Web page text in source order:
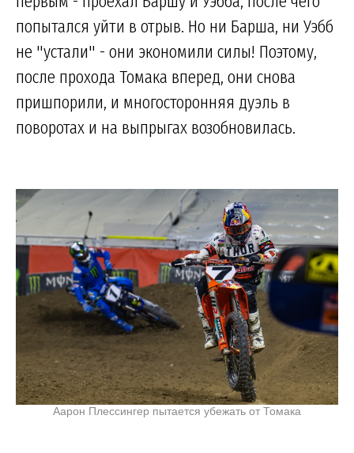
попытался уйти в отрыв. Но ни Барша, ни Уэбб
не "устали" - они экономили силы! Поэтому,
после прохода Томака вперед, они снова
пришпорили, и многосторонняя дуэль в
поворотах и на выпрыгах возобновилась.
Аарон Плессингер пытается убежать от Томака